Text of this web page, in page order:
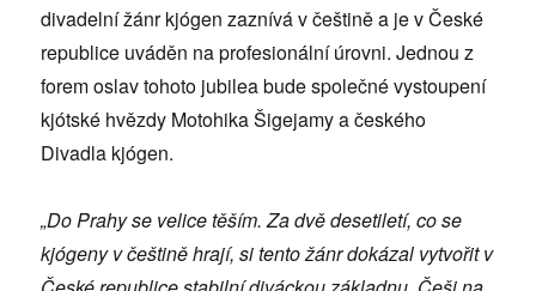
divadelní žánr kjógen zaznívá v češtině a je v České
republice uváděn na profesionální úrovni. Jednou z
forem oslav tohoto jubilea bude společné vystoupení
kjótské hvězdy Motohika Šigejamy a českého
Divadla kjógen.
„Do Prahy se velice těším. Za dvě desetiletí, co se
kjógeny v češtině hrají, si tento žánr dokázal vytvořit v